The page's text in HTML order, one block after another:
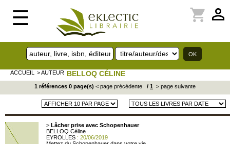
☰ perm_identity
shopping_cart
ACCUEIL > AUTEUR BELLOQ CÉLINE
1 références 0 page(s) < page précédente / 1 > page suivante
> Lâcher prise avec Schopenhauer
BELLOQ Céline
EYROLLES : 20/06/2019